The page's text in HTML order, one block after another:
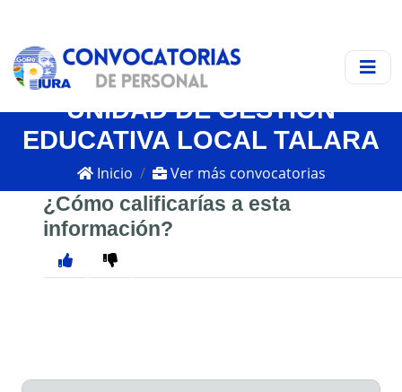
UNIDAD DE GESTIÓN
EDUCATIVA LOCAL TALARA
Inicio Ver más convocatorias
¿Cómo calificarías a esta
información?